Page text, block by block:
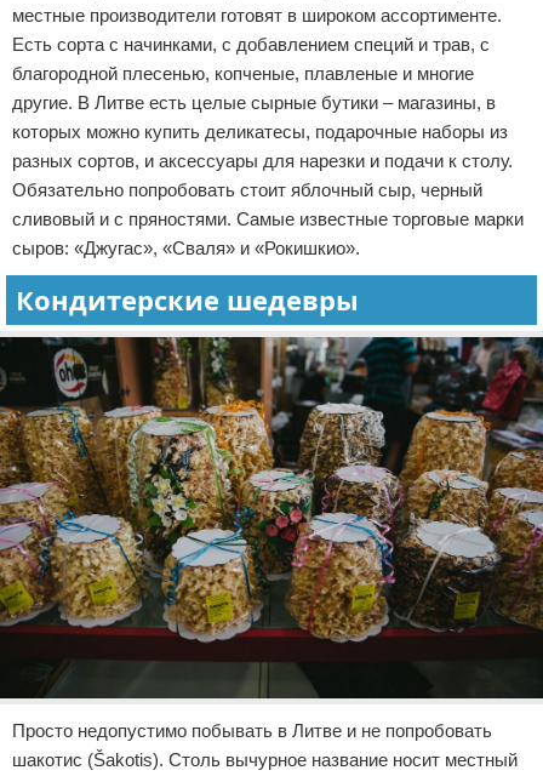
местные производители готовят в широком ассортименте.
Есть сорта с начинками, с добавлением специй и трав, с
благородной плесенью, копченые, плавленые и многие
другие. В Литве есть целые сырные бутики – магазины, в
которых можно купить деликатесы, подарочные наборы из
разных сортов, и аксессуары для нарезки и подачи к столу.
Обязательно попробовать стоит яблочный сыр, черный
сливовый и с пряностями. Самые известные торговые марки
сыров: «Джугас», «Сваля» и «Рокишкио».
Кондитерские шедевры
Просто недопустимо побывать в Литве и не попробовать
шакотис (Šakotis). Столь вычурное название носит местный